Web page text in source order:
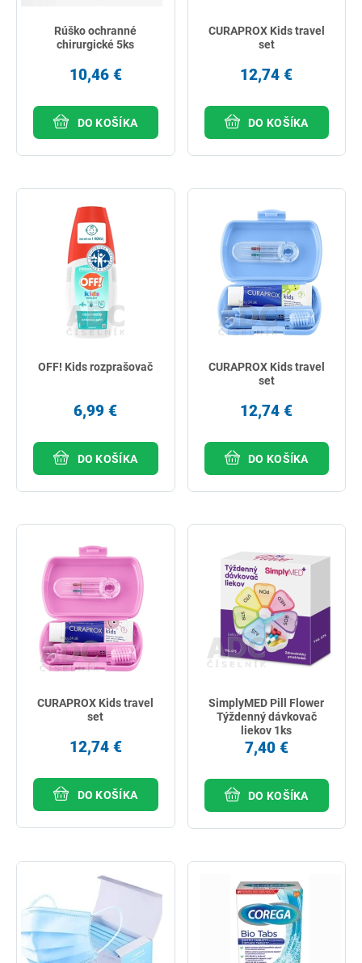
Rúško ochranné
chirurgické 5ks
10,46 €
DO KOŠÍKA
CURAPROX Kids travel
set
12,74 €
DO KOŠÍKA
OFF! Kids rozprašovač
6,99 €
DO KOŠÍKA
CURAPROX Kids travel
set
12,74 €
DO KOŠÍKA
CURAPROX Kids travel
set
12,74 €
DO KOŠÍKA
SimplyMED Pill Flower
Týždenný dávkovač
liekov 1ks
7,40 €
DO KOŠÍKA